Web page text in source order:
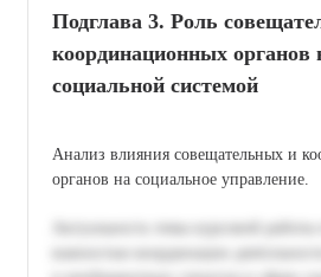
Подглава 3. Роль
координационных органов
социальной системой
Анализ влияния совещательных и
органов на социальное управление.